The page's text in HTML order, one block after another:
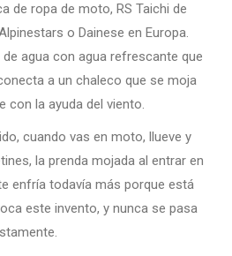
de ropa de moto, RS Taichi de
o Dainese en Europa.
agua con agua refrescante que
a un chaleco que se moja
con la ayuda del viento.
cuando vas en moto, llueve y
la prenda mojada al entrar en
enfría todavía más porque está
este invento, y nunca se pasa